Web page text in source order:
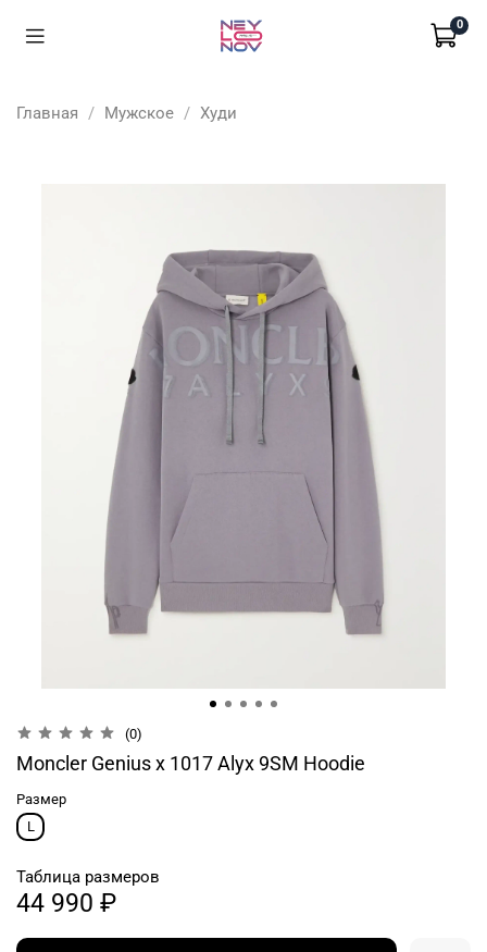
0
Главная Мужское Худи
(0)
Moncler Genius x 1017 Alyx 9SM Hoodie
Размер
L
Таблица размеров
44 990 ₽